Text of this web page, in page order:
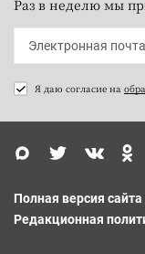
Раз в неделю мы
Я даю согласие на
Полная версия сайта
Редакционная